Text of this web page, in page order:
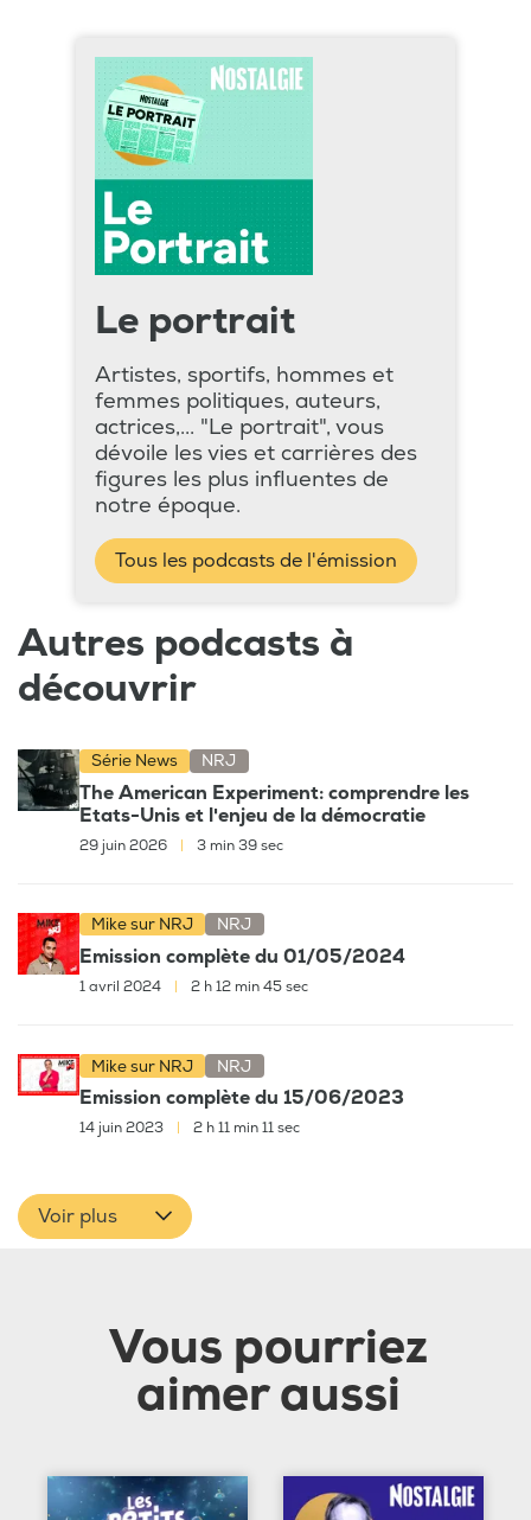
Le portrait
Artistes, sportifs, hommes et
femmes politiques, auteurs,
actrices,... "Le portrait", vous
dévoile les vies et carrières des
figures les plus influentes de
notre époque.
Tous les podcasts de l'émission
Autres podcasts à
découvrir
Série News NRJ
The American Experiment: comprendre les
Etats-Unis et l'enjeu de la démocratie
29 juin 2026 3 min 39 sec
Mike sur NRJ NRJ
Emission complète du 01/05/2024
1 avril 2024 2 h 12 min 45 sec
Mike sur NRJ NRJ
Emission complète du 15/06/2023
14 juin 2023 | 2 h 11 min 11 sec
Voir plus
Vous pourriez
aimer aussi